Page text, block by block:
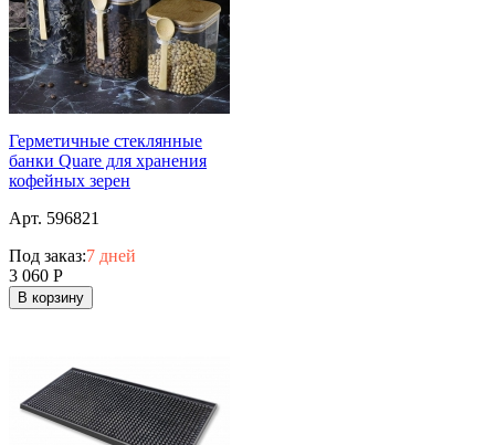
Герметичные стеклянные
банки Quare для хранения
кофейных зерен
Арт. 596821
Под заказ:7 дней
3 060 Р
В корзину